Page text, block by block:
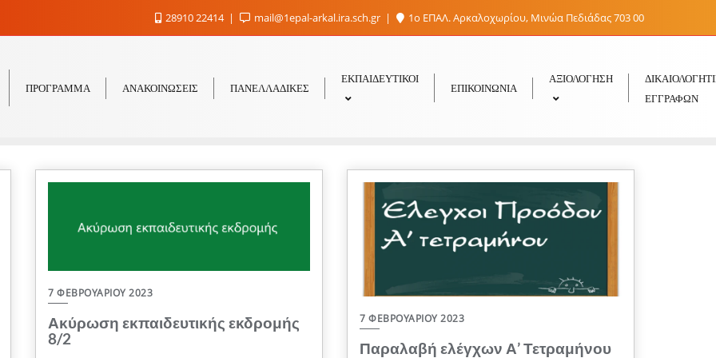
28910 22414 mail@1epal-arkal.ira.sch.gr 1ο ΕΠΑΛ. Αρκαλοχωρίου, Μινώα Πεδιάδας 703 00
ΠΡΟΓΡΑΜΜΑ ΑΝΑΚΟΙΝΩΣΕΙΣ ΠΑΝΕΛΛΑΔΙΚΕΣ
ΕΚΠΑΙΔΕΥΤΙΚΟΊ
ΕΠΙΚΟΙΝΩΝΊΑ
ΑΞΙΟΛΟΓΗΣΗ
ΕΓΓΡΑΦΏΝ
7 ΦΕΒΡΟΥΑΡΊΟΥ 2023
Ακύρωση εκπαιδευτικής εκδρομής
8/2
7 ΦΕΒΡΟΥΑΡΊΟΥ 2023
Παραλαβή ελέγχων Α’ Τετραμήνου